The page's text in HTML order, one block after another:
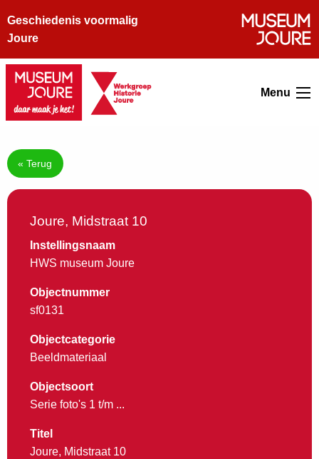
Geschiedenis voormalig
Joure
Menu
« Terug
Joure, Midstraat 10
Instellingsnaam
HWS museum Joure
Objectnummer
sf0131
Objectcategorie
Beeldmateriaal
Objectsoort
Serie foto's 1 t/m ...
Titel
Joure, Midstraat 10